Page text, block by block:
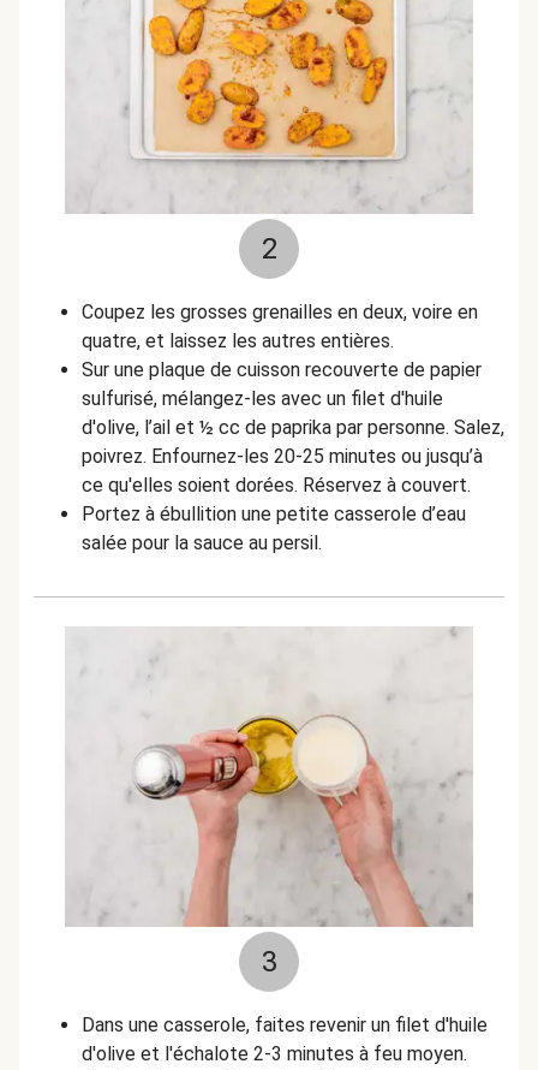
2
Coupez les grosses grenailles en deux, voire en
quatre, et laissez les autres entières.
Sur une plaque de cuisson recouverte de papier
sulfurisé, mélangez-les avec un filet d'huile
d'olive, l’ail et ½ cc de paprika par personne. Salez,
poivrez. Enfournez-les 20-25 minutes ou jusqu’à
ce qu'elles soient dorées. Réservez à couvert.
Portez à ébullition une petite casserole d’eau
salée pour la sauce au persil.
3
Dans une casserole, faites revenir un filet d'huile
d'olive et l'échalote 2-3 minutes à feu moyen.